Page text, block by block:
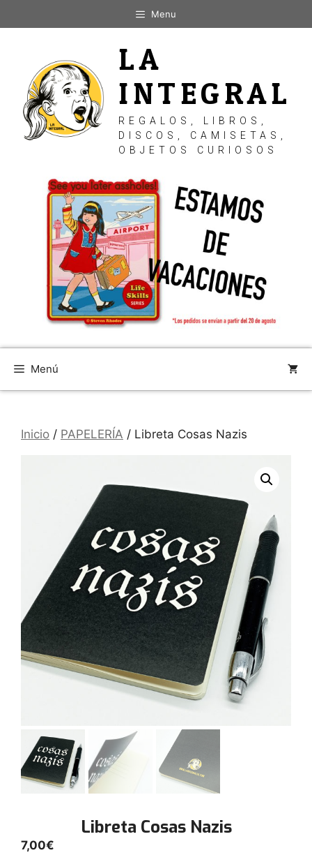
al
Menu
LA
INTEGRAL
REGALOS, LIBROS,
DISCOS, CAMISETAS,
OBJETOS CURIOSOS
Menú
Inicio / PAPELERÍA / Libreta Cosas Nazis
Libreta Cosas Nazis
7,00€